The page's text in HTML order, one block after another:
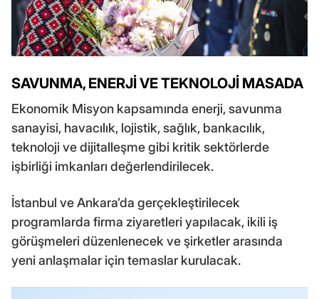
SAVUNMA, ENERJİ VE TEKNOLOJİ MASADA
Ekonomik Misyon kapsamında enerji, savunma
sanayisi, havacılık, lojistik, sağlık, bankacılık,
teknoloji ve dijitalleşme gibi kritik sektörlerde
işbirliği imkanları değerlendirilecek.
İstanbul ve Ankara’da gerçekleştirilecek
programlarda firma ziyaretleri yapılacak, ikili iş
görüşmeleri düzenlenecek ve şirketler arasında
yeni anlaşmalar için temaslar kurulacak.